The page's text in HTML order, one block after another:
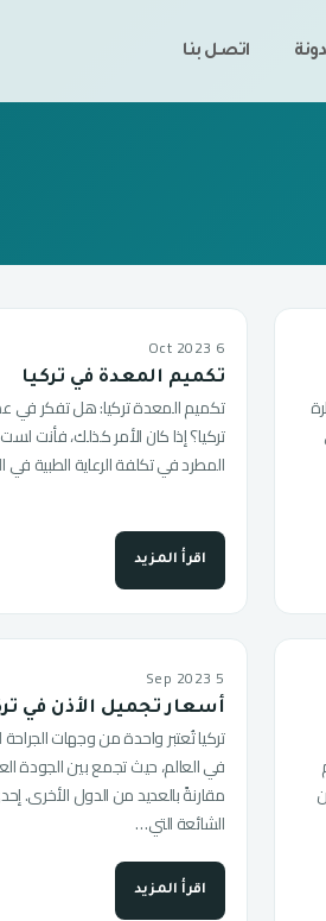
اتصل بنا
6 Oct 2023
تكميم المعدة في تركيا
تكميم المعدة تركيا: هل تفكر في
تركيا؟ إذا كان الأمر كذلك، فأنت
المطرد في تكلفة الرعاية الطبية في
اقرأ المزيد
5 Sep 2023
أسعار تجميل الأذن في
تركيا تُعتبر واحدة من وجهات الجراحة
في العالم، حيث تجمع بين الجودة
مقارنةً بالعديد من الدول الأخرى.
الشائعة التي…
اقرأ المزيد